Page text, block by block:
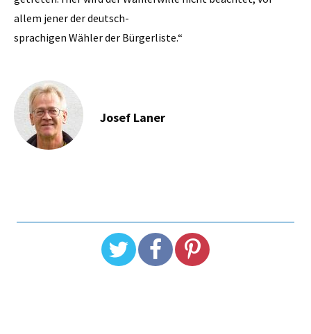
allem jener der deutsch-
sprachigen Wähler der Bürgerliste.“
Josef Laner